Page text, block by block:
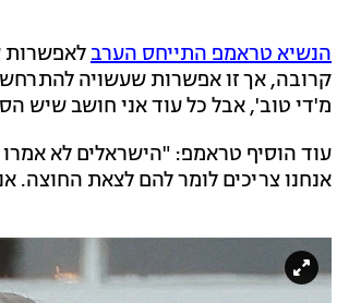
הנשיא טראמפ התייחס הערבלאפשרות
קרובה, אך זו אפשרות שעשויה
מ'די טוב', אבל כל עוד אני חושב שיש
עוד הוסיף טראמפ: "הישראלים לא אמרו
אנחנו צריכים לומר להם לצאת החוצה.